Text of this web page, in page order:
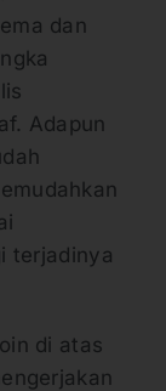
dan
Adapun
terjadinya
di atas